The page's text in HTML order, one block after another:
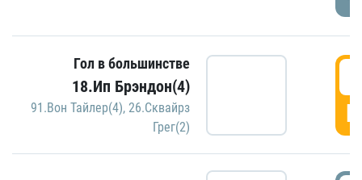
Гол в большинстве
18.Ип Брэндон(4)
91.Вон Тайлер(4), 26.Сквайрз
Грег(2)